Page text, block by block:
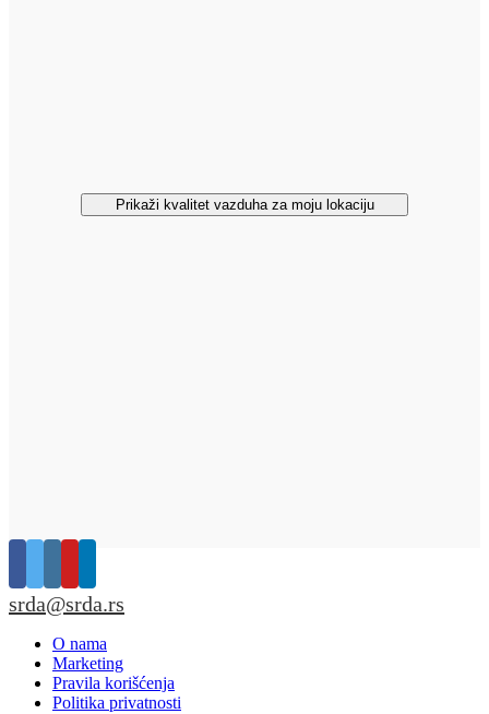
Prikaži kvalitet vazduha za moju lokaciju
srda@srda.rs
O nama
Marketing
Pravila korišćenja
Politika privatnosti